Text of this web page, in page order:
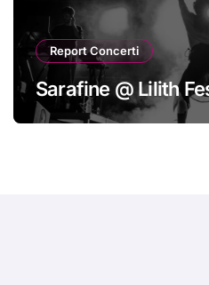
Report Concerti
Sarafine @ Lilith